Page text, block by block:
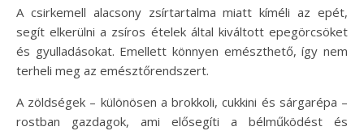
A csirkemell alacsony zsírtartalma miatt kíméli az epét,
segít elkerülni a zsíros ételek által kiváltott epegörcsöket
és gyulladásokat. Emellett könnyen emészthető, így nem
terheli meg az emésztőrendszert.
A zöldségek – különösen a brokkoli, cukkini és sárgarépa –
rostban gazdagok, ami elősegíti a bélműködést és